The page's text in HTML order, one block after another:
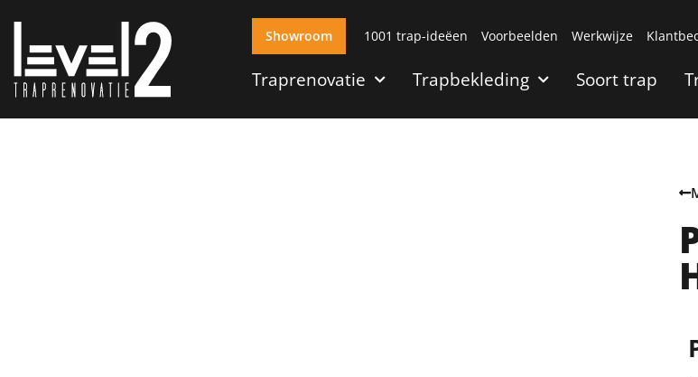
Showroom 1001 trap-ideëen Voorbeelden Werkwijze
Traprenovatie Trapbekleding Soort trap